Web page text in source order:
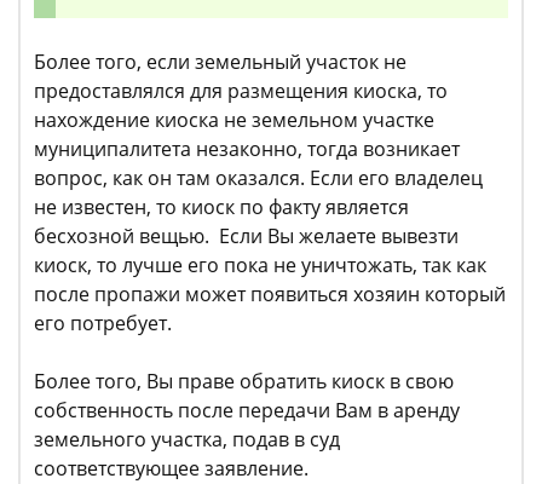
Более того, если земельный участок не
предоставлялся для размещения киоска, то
нахождение киоска не земельном участке
муниципалитета незаконно, тогда возникает
вопрос, как он там оказался. Если его владелец
не известен, то киоск по факту является
бесхозной вещью. Если Вы желаете вывезти
киоск, то лучше его пока не уничтожать, так как
после пропажи может появиться хозяин который
его потребует.
Более того, Вы праве обратить киоск в свою
собственность после передачи Вам в аренду
земельного участка, подав в суд
соответствующее заявление.